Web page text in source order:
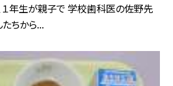
１年生が親子で 学校歯科医の佐野先
ちから...